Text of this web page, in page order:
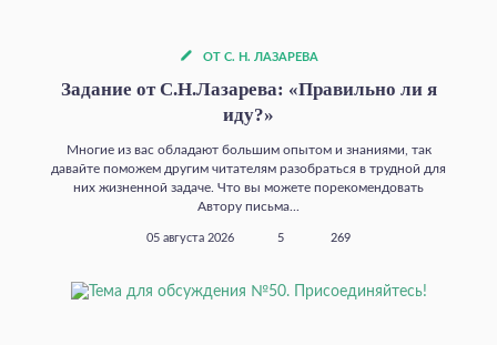
ОТ С. Н. ЛАЗАРЕВА
Задание от С.Н.Лазарева: «Правильно ли я
иду?»
Многие из вас обладают большим опытом и знаниями, так
давайте поможем другим читателям разобраться в трудной для
них жизненной задаче. Что вы можете порекомендовать
Автору письма...
05 августа 2026 5 269